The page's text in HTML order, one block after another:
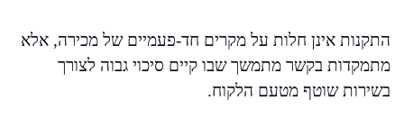
התקנות אינן חלות על מקרים חד-פעמיים של מכירה, אלא
מתמקדות בקשר מתמשך שבו קיים סיכוי גבוה לצורך
בשירות שוטף מטעם הלקוח.